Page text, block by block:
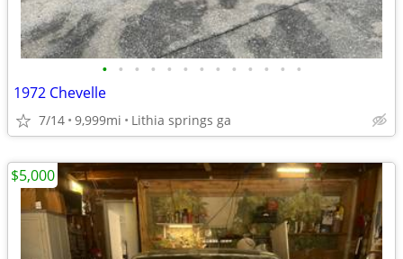
• • • • • • • • • • • • •
1972 Chevelle
7/14 9,999mi Lithia springs ga
$5,000